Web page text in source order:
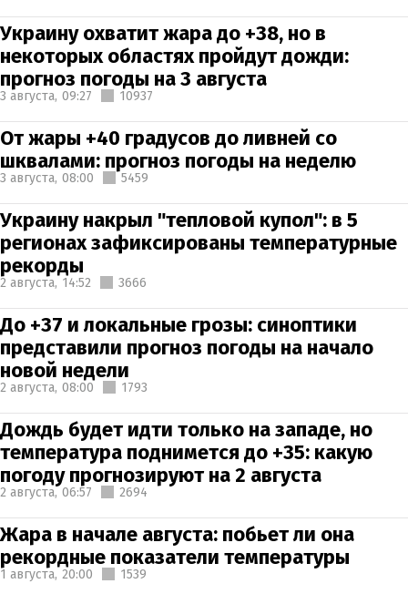
Украину охватит жара до +38, но в
некоторых областях пройдут дожди:
прогноз погоды на 3 августа
3 августа, 09:27 10937
От жары +40 градусов до ливней со
шквалами: прогноз погоды на неделю
3 августа, 08:00 5459
Украину накрыл "тепловой купол": в 5
регионах зафиксированы температурные
рекорды
2 августа, 14:52 3666
До +37 и локальные грозы: синоптики
представили прогноз погоды на начало
новой недели
2 августа, 08:00 1793
Дождь будет идти только на западе, но
температура поднимется до +35: какую
погоду прогнозируют на 2 августа
2 августа, 06:57 2694
Жара в начале августа: побьет ли она
рекордные показатели температуры
1 августа, 20:00 1539